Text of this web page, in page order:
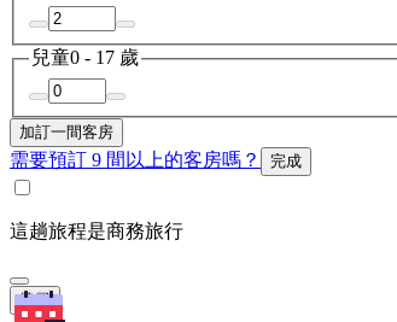
兒童0 - 17 歲
加訂一間客房
需要預訂 9 間以上的客房嗎？ 完成
這趟旅程是商務旅行
搜尋